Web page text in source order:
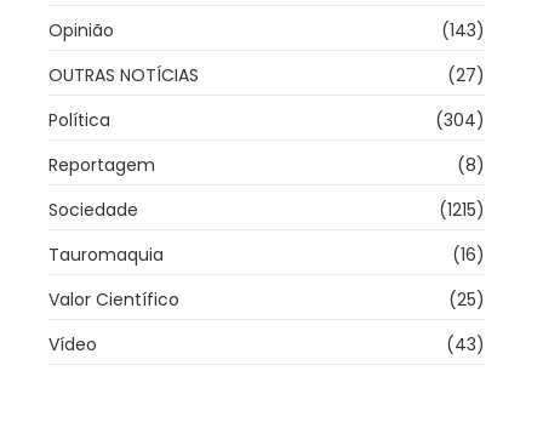
Opinião
(143)
OUTRAS NOTÍCIAS
(27)
Política
(304)
Reportagem
(8)
Sociedade
(1215)
Tauromaquia
(16)
Valor Científico
(25)
Vídeo
(43)